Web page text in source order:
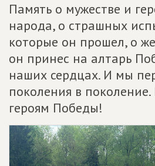
Память о мужестве и
народа, о страшных
которые он прошел, о
он принес на алтарь
наших сердцах. И мы
поколения в поколение.
героям Победы!